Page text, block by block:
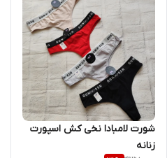
شورت لامبادا نخی کش اسپورت
زنانه